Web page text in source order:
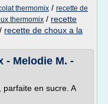
thermomix / recette de
thermomix / recette
/ recette de choux a la
- Melodie M. -
en sucre. A